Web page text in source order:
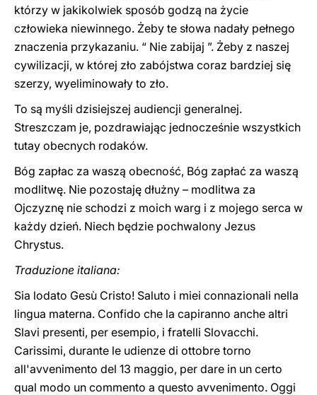
którzy w jakikolwiek sposób godzą na życie
człowieka niewinnego. Żeby te słowa nadały pełnego
znaczenia przykazaniu. “ Nie zabijaj ”. Żeby z naszej
cywilizacji, w której zło zabójstwa coraz bardziej się
szerzy, wyeliminowały to zło.
To są myśli dzisiejszej audiencji generalnej.
Streszczam je, pozdrawiając jednocześnie wszystkich
tutay obecnych rodaków.
Bóg zapłac za waszą obecność, Bóg zapłać za waszą
modlitwę. Nie pozostaję dłużny – modlitwa za
Ojczyznę nie schodzi z moich warg i z mojego serca w
każdy dzień. Niech będzie pochwalony Jezus
Chrystus.
Traduzione italiana:
Sia lodato Gesù Cristo! Saluto i miei connazionali nella
lingua materna. Confido che la capiranno anche altri
Slavi presenti, per esempio, i fratelli Slovacchi.
Carissimi, durante le udienze di ottobre torno
all'avvenimento del 13 maggio, per dare in un certo
qual modo un commento a questo avvenimento. Oggi